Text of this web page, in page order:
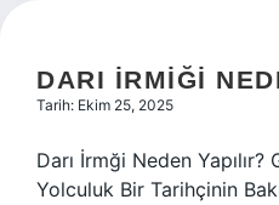
DARI IRMIĞI
Tarih: Ekim 25, 2025
Darı İrmği Neden
Yolculuk Bir Tarihçinin